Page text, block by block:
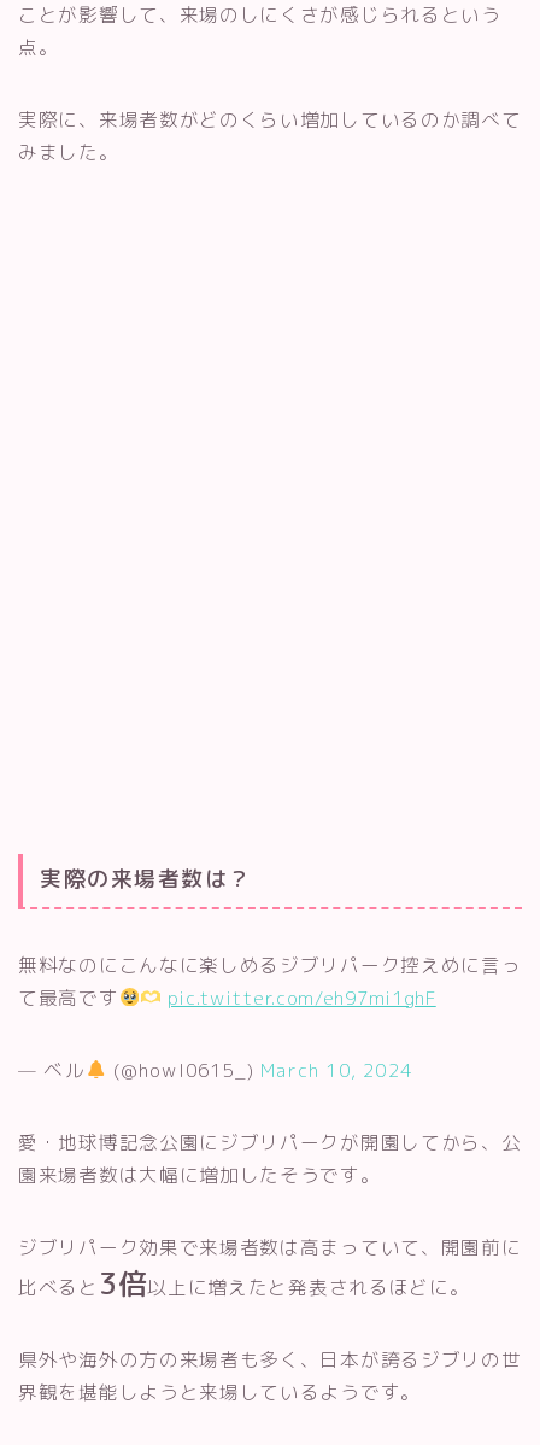
ことが影響して、来場のしにくさが感じられるという
点。
実際に、来場者数がどのくらい増加しているのか調べて
みました。
実際の来場者数は？
無料なのにこんなに楽しめるジブリパーク控えめに言っ
て最高です
pic.twitter.com/eh97mi1ghF
— ベル (@howl0615_) March 10, 2024
愛・地球博記念公園にジブリパークが開園してから、公
園来場者数は大幅に増加したそうです。
ジブリパーク効果で来場者数は高まっていて、開園前に
比べると 3倍以上に増えたと発表されるほどに。
県外や海外の方の来場者も多く、日本が誇るジブリの世
界観を堪能しようと来場しているようです。